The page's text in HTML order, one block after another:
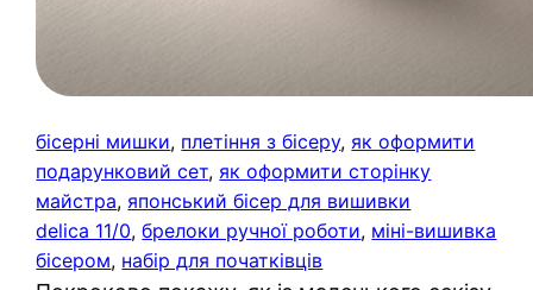
бісерні мишки, плетіння з бісеру, як оформити
подарунковий сет, як оформити сторінку
майстра, японський бісер для вишивки
delica 11/0, брелоки ручної роботи, міні-вишивка
бісером, набір для початківців